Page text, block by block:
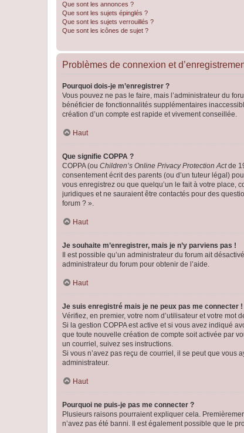
Que sont les annonces ?
Que sont les sujets épinglés ?
Que sont les sujets verrouillés ?
Que sont les icônes de sujet ?
Problèmes de connexion et
Pourquoi dois-je m’enregistrer ?
Vous pouvez ne pas le faire, mais l’administrateur du
bénéficier de fonctionnalités supplémentaires
création d’un compte est rapide et vivement conseillée.
Haut
Que signifie COPPA ?
COPPA (ou Children’s Online Privacy Protection Actde
consentement écrit des parents (ou d’un tuteur légal)
vous enregistrez ou que quelqu’un le fait à votre place,
juridiques et ne sauraient être contactés pour des
forum ? ».
Haut
Je souhaite m’enregistrer, mais je n’y parviens pas !
Il est possible qu’un administrateur du forum ait
administrateur du forum pour obtenir de l’aide.
Haut
Je suis enregistré mais je ne peux pas me connecter !
Vérifiez, en premier, votre nom d’utilisateur et votre mot
Si la gestion COPPA est active et si vous avez indiqué
que toute nouvelle création de compte soit activée par
un courriel, suivez ses instructions.
Si vous n’avez pas reçu de courriel, il se peut que vous
administrateur.
Haut
Pourquoi ne puis-je pas me connecter ?
Plusieurs raisons pourraient expliquer cela.
n’avez pas été banni. Il est également possible que le